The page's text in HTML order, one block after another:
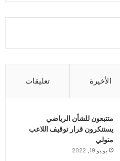
الأخيرة تعليقات
متتبعون للشأن الرياضي
يستنكرون قرار توقيف اللاعب
متولي
يونيو 19, 2022